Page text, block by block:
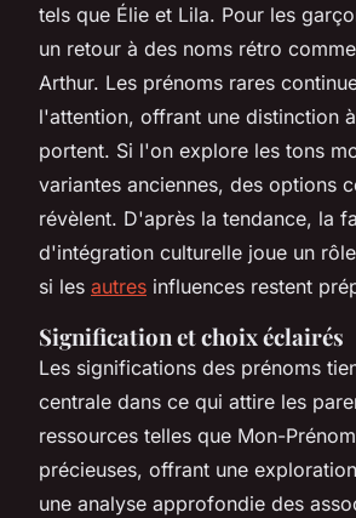
tels que Élie et Lila. Pour les
un retour à des noms rétro
Arthur. Les prénoms rares
l'attention, offrant une distinction
portent. Si l'on explore les tons
variantes anciennes, des options
révèlent. D'après la tendance, la
d'intégration culturelle joue un
si les autres influences restent
Signification et choix éclairés
Les significations des prénoms
centrale dans ce qui attire les
ressources telles que Mon-
précieuses, offrant une
une analyse approfondie des